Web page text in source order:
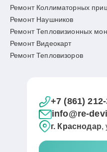
Ремонт Коллиматорных
Ремонт Наушников
Ремонт Тепловизионных
Ремонт Видеокарт
Ремонт Тепловизоров
+7 (861)
info@re-
г. Краснодар,